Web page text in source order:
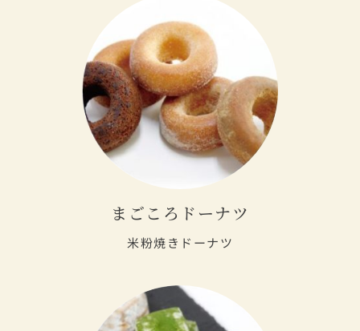
まごころドーナツ
米粉焼きドーナツ